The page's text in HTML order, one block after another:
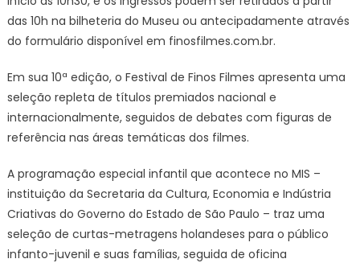
das 10h na bilheteria do Museu ou antecipadamente através
do formulário disponível em finosfilmes.com.br.
Em sua 10ª edição, o Festival de Finos Filmes apresenta uma
seleção repleta de títulos premiados nacional e
internacionalmente, seguidos de debates com figuras de
referência nas áreas temáticas dos filmes.
A programação especial infantil que acontece no MIS –
instituição da Secretaria da Cultura, Economia e Indústria
Criativas do Governo do Estado de São Paulo – traz uma
seleção de curtas-metragens holandeses para o público
infanto-juvenil e suas famílias, seguida de oficina